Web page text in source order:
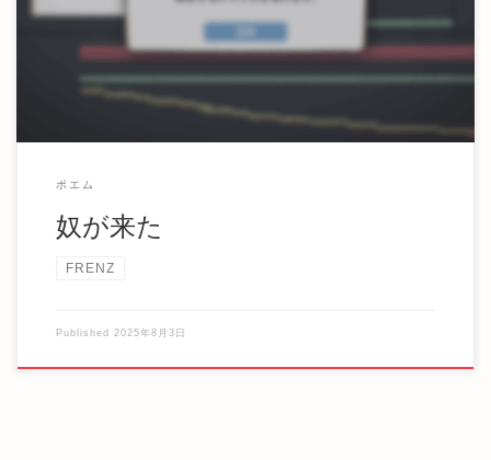
気持ちで居ると知ってか 俺達を脅かしにやって […]
ポエム
奴が来た
FRENZ
Published 2025年8月3日